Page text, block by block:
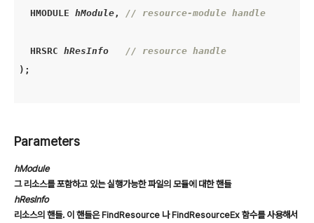
  HMODULE
hModule , // resource-module handle
  HRSRC
hResInfo
// resource handle
) ;
Parameters
hModule
그 리소스를 포함하고 있는 실행가능한 파일의 모듈에 대한 핸들
hResInfo
리소스의 핸들. 이 핸들은 FindResource 나 FindResourceEx 함수를 사용해서